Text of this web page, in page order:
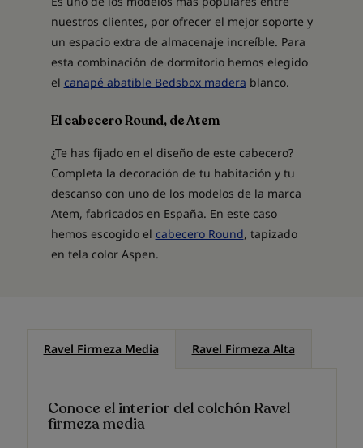
nuestros clientes, por ofrecer el mejor soporte y
un espacio extra de almacenaje increíble. Para
esta combinación de dormitorio hemos elegido
el canapé abatible Bedsbox madera blanco.
El cabecero Round, de Atem
¿Te has fijado en el diseño de este cabecero?
Completa la decoración de tu habitación y tu
descanso con uno de los modelos de la marca
Atem, fabricados en España. En este caso
hemos escogido el cabecero Round, tapizado
en tela color Aspen.
Ravel Firmeza Media Ravel Firmeza Alta
Conoce el interior del colchón Ravel
firmeza media